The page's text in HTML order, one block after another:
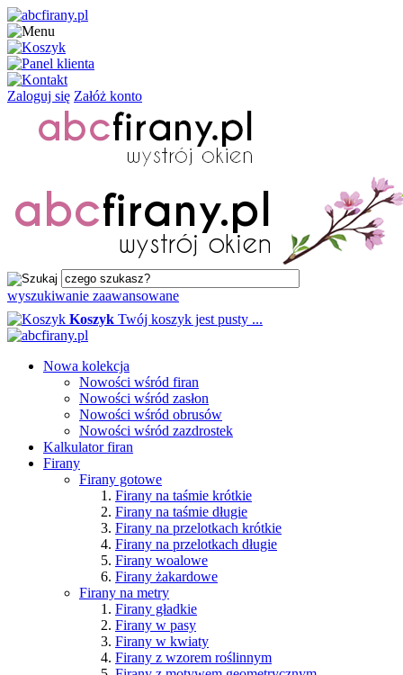
Zaloguj się Załóż konto
wyszukiwanie zaawansowane
Koszyk Twój koszyk jest pusty ...
Nowa kolekcja
Nowości wśród firan
Nowości wśród zasłon
Nowości wśród obrusów
Nowości wśród zazdrostek
Kalkulator firan
Firany
Firany gotowe
Firany na taśmie krótkie
Firany na taśmie długie
Firany na przelotkach krótkie
Firany na przelotkach długie
Firany woalowe
Firany żakardowe
Firany na metry
Firany gładkie
Firany w pasy
Firany w kwiaty
Firany z wzorem roślinnym